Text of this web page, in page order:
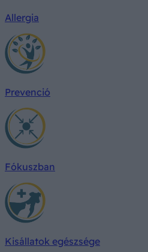
Allergia
Prevenció
Fókuszban
Kisállatok egészsége